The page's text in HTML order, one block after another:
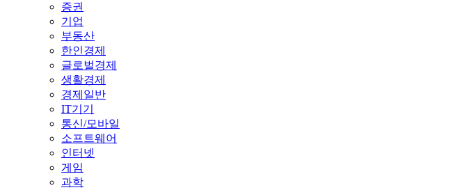
증권
기업
부동산
한인경제
글로벌경제
생활경제
경제일반
IT기기
통신/모바일
소프트웨어
인터넷
게임
과학